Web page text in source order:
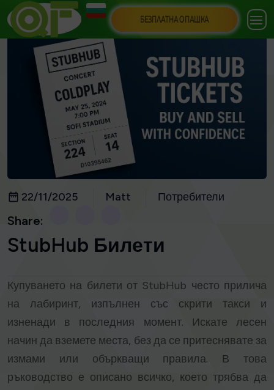
БЕЗПЛАТНА ОПАШКА
22/11/2025 Matt Потребители
Share:
StubHub Билети
Купуването на билети от StubHub често прилича
на лабиринт, изпълнен със скрити такси и
изненади в последния момент. Искате лесен
начин да вземете места, без да се притеснявате за
измами или объркващи правила. В това
ръководство е описано всичко, което трябва да